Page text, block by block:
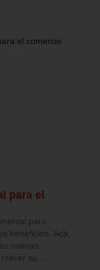
para el
para
beneficios. Acá,
nuevas
su...